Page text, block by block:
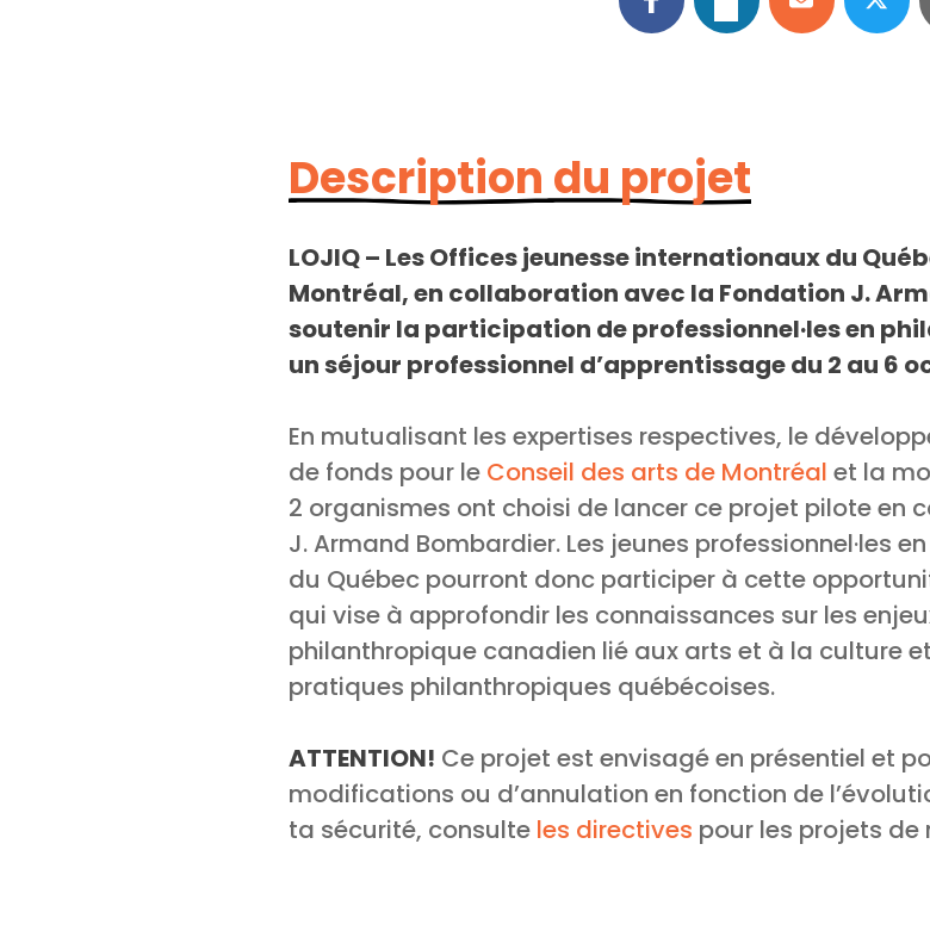
Description du projet
LOJIQ – Les Offices jeunesse internationaux du
Montréal, en collaboration avec la Fondation J.
soutenir la participation de professionnel·les en
un séjour professionnel d’apprentissage du 2 au 6
En mutualisant les expertises respectives, le
de fonds pour le Conseil des arts de Montréal et la
2 organismes ont choisi de lancer ce projet pilote en
J. Armand Bombardier. Les jeunes professionnel·les
du Québec pourront donc participer à cette
qui vise à approfondir les connaissances sur les
philanthropique canadien lié aux arts et à la culture
pratiques philanthropiques québécoises.
​​​​​​ATTENTION! Ce projet est envisagé en présentiel et
modifications ou d’annulation en fonction de
ta sécurité, consulte les directives pour les projets de